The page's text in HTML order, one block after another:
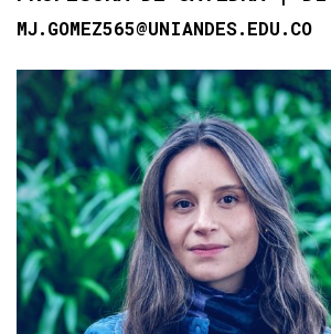
MJ.GOMEZ565@UNIANDES.EDU.CO